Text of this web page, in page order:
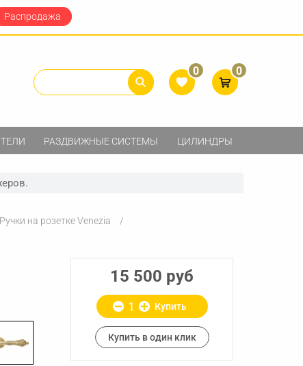
0 0
Распродажа
РАЗДВИЖНЫЕ СИСТЕМЫ ЦИЛИНДРЫ
Ручки на розетке Venezia
15 500 руб
Купить
Купить в один клик